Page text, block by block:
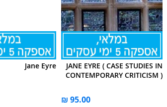
Jane Eyre
JANE EYRE ( CASE STUDIES IN
CONTEMPORARY CRITICISM )